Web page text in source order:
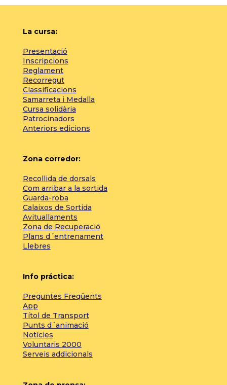
La cursa:
Presentació
Inscripcions
Reglament
Recorregut
Classificacions
Samarreta i Medalla
Cursa solidària
Patrocinadors
Anteriors edicions
Zona corredor:
Recollida de dorsals
Com arribar a la sortida
Guarda-roba
Calaixos de Sortida
Avituallaments
Zona de Recuperació
Plans d´entrenament
Llebres
Info práctica:
Preguntes Freqüents
App
Títol de Transport
Punts d´animació
Notícies
Voluntaris 2000
Serveis addicionals